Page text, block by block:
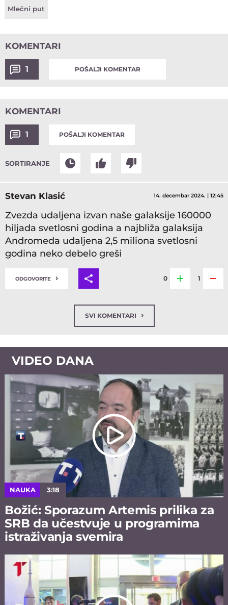
Mlečni put
KOMENTARI
1 POŠALJI KOMENTAR
KOMENTARI
1 POŠALJI KOMENTAR
SORTIRANJE
Stevan Klasić 14. decembar 2024. | 12:45
Zvezda udaljena izvan naše galaksije 160000
hiljada svetlosni godina a najbliža galaksija
Andromeda udaljena 2,5 miliona svetlosni
godina neko debelo greši
ODGOVORITE › 0 1
SVI KOMENTARI ›
VIDEO DANA
NAUKA 3:18
Božić: Sporazum Artemis prilika za
SRB da učestvuje u programima
istraživanja svemira